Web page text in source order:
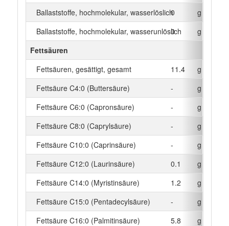
Ballaststoffe, hochmolekular, wasserlöslich0
g
Ballaststoffe, hochmolekular, wasserunlöslich
0
g
Fettsäuren
Fettsäuren, gesättigt, gesamt
11.4
g
Fettsäure C4:0 (Buttersäure)
-
g
Fettsäure C6:0 (Capronsäure)
-
g
Fettsäure C8:0 (Caprylsäure)
-
g
Fettsäure C10:0 (Caprinsäure)
-
g
Fettsäure C12:0 (Laurinsäure)
0.1
g
Fettsäure C14:0 (Myristinsäure)
1.2
g
Fettsäure C15:0 (Pentadecylsäure)
-
g
Fettsäure C16:0 (Palmitinsäure)
5.8
g